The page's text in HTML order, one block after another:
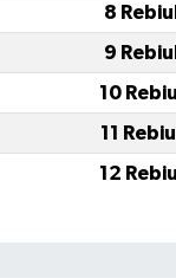
8
9
10
11
12